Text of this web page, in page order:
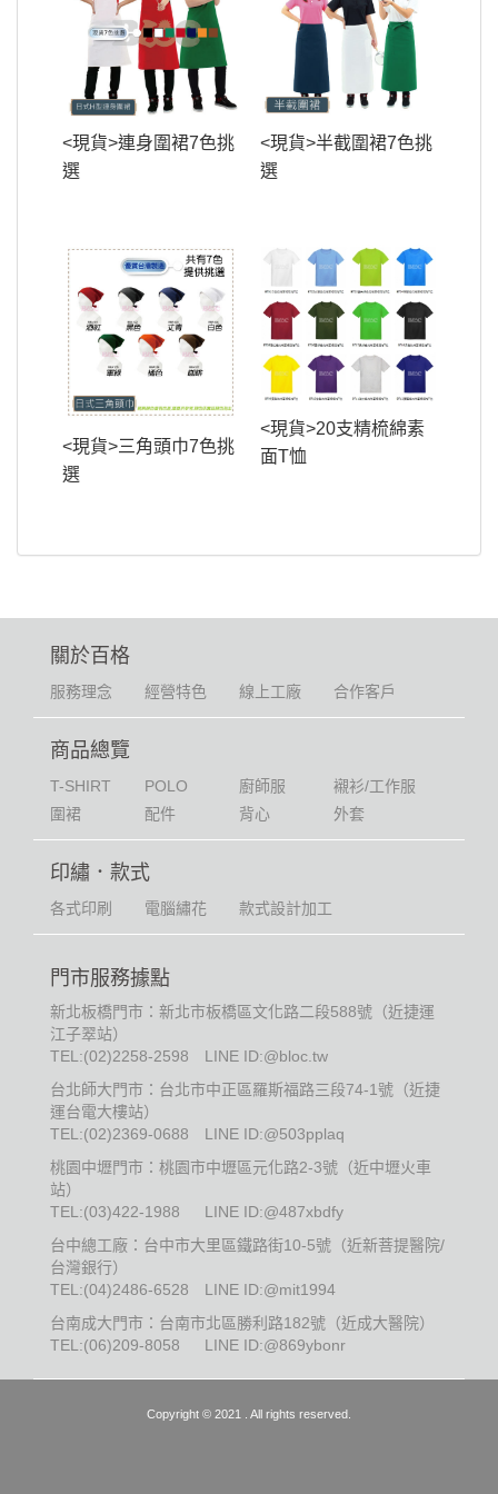
<現貨>連身圍裙7色挑
選
<現貨>半截圍裙7色挑
選
<現貨>三角頭巾7色挑
選
<現貨>20支精梳綿素
面T恤
關於百格
服務理念 經營特色 線上工廠 合作客戶
商品總覽
T-SHIRT POLO 廚師服
襯衫/工作服
圍裙
配件 背心 外套
印繡．款式
各式印刷 電腦繡花 款式設計加工
門市服務據點
新北板橋門市：新北市板橋區文化路二段588號（近捷運
江子翠站）
TEL:(02)2258-2598
LINE ID:@bloc.tw
台北師大門市：台北市中正區羅斯福路三段74-1號（近捷
運台電大樓站）
TEL:(02)2369-0688
LINE ID:@503pplaq
桃園中壢門市：桃園市中壢區元化路2-3號（近中壢火車
站）
TEL:(03)422-1988
LINE ID:@487xbdfy
台中總工廠：台中市大里區鐵路街10-5號（近新菩提醫院/
台灣銀行）
TEL:(04)2486-6528
LINE ID:@mit1994
台南成大門市：台南市北區勝利路182號（近成大醫院）
TEL:(06)209-8058 LINE ID:@869ybonr
Copyright © 2021 . All rights reserved.